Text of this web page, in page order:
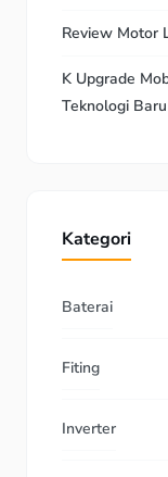
Review Motor
K Upgrade
Teknologi Baru
Kategori
Baterai
Fiting
Inverter